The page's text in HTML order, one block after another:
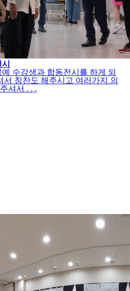
수강생과 합동전시를 하게 되
칭찬도 해주시고 여러가지 의
셔서 . . .